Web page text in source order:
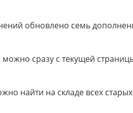
обновлено семь
сразу с текущей
найти на складе всех